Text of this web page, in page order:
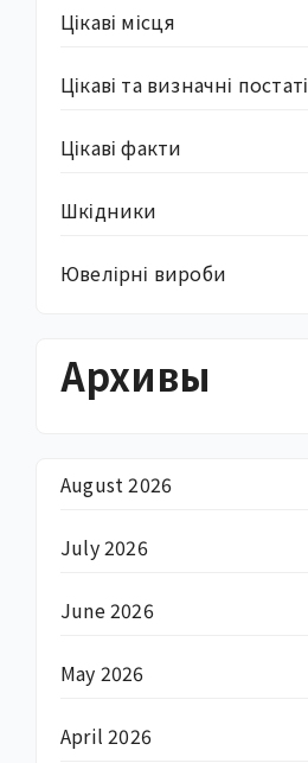
Цікаві місця
Цікаві та визначні постаті
Цікаві факти
Шкідники
Ювелірні вироби
Архивы
August 2026
July 2026
June 2026
May 2026
April 2026